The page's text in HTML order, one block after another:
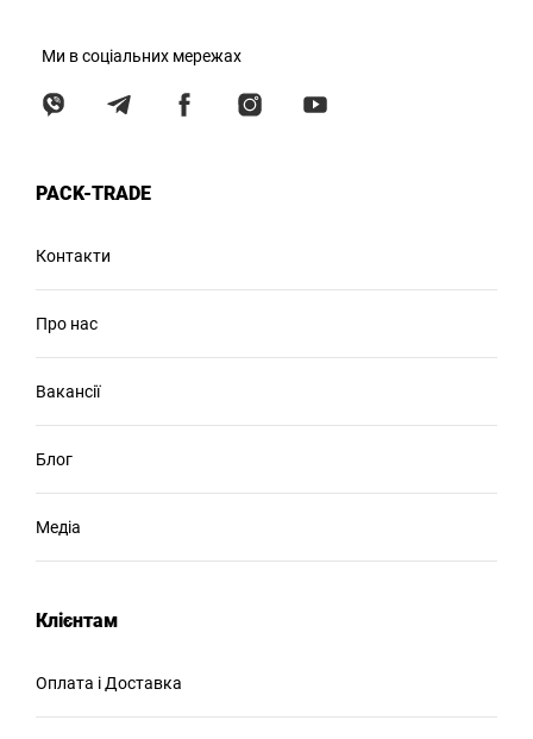
Ми в соціальних мережах
PACK-TRADE
Контакти
Про нас
Вакансії
Блог
Медіа
Клієнтам
Оплата і Доставка